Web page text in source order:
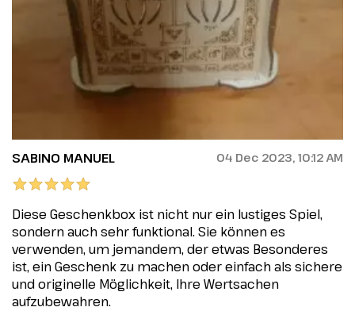
SABINO MANUEL 04 Dec 2023, 10:12 AM
Diese Geschenkbox ist nicht nur ein lustiges Spiel,
sondern auch sehr funktional. Sie können es
verwenden, um jemandem, der etwas Besonderes
ist, ein Geschenk zu machen oder einfach als sichere
und originelle Möglichkeit, Ihre Wertsachen
aufzubewahren.